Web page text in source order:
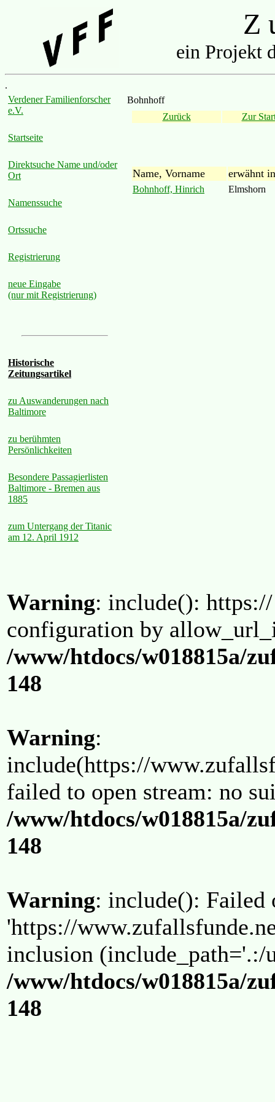
Z
ein Projekt
.
Verdener Familienforscher
e.V.
Startseite
Direktsuche Name und/oder
Ort
Namenssuche
Ortssuche
Registrierung
neue Eingabe
(nur mit Registrierung)
Historische
Zeitungsartikel
zu Auswanderungen nach
Baltimore
zu berühmten
Persönlichkeiten
Besondere Passagierlisten
Baltimore - Bremen aus
1885
zum Untergang der Titanic
am 12. April 1912
Bohnhoff
Zurück
Zur
Name, Vorname erwähnt in
Bohnhoff, Hinrich Elmshorn
Warning: include():
configuration by
/www/htdocs/w018815a/
148
Warning:
include(https://
failed to open stream: no
/www/htdocs/w018815a/
148
Warning: include(): Failed
'https://
inclusion (include_path='.:/
/www/htdocs/w018815a/
148